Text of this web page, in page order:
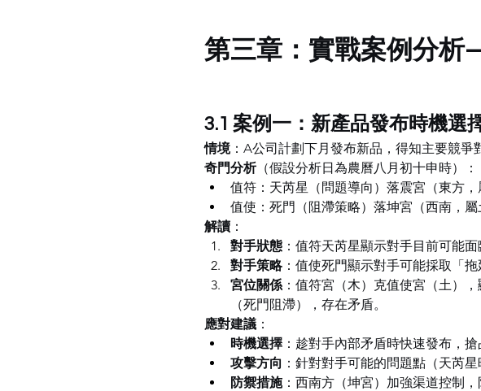
第三章：實戰案例分
3.1 案例一：新產品發布時機選
情境 ：A公司計劃下月發布新品，得知主要競爭
奇門分析 （假設分析日為農曆八月初十申時）：
值符：天芮星（問題導向）落震宮（東方，
值使：死門（阻滯策略）落坤宮（西南，屬
解讀 ：
對手狀態 ：值符天芮星顯示對手目前可能
對手策略 ：值使死門顯示對手可能採取「
宮位關係 ：值符宮（木）克值使宮（土）
（死門阻滯），存在矛盾。
應對建議 ：
時機選擇 ：趁對手內部矛盾時快速發布，
攻擊方向 ：針對對手可能的問題點（天芮
防禦措施 ：西南方（坤宮）加強渠道控制